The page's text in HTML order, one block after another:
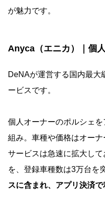
が魅力です。
Anyca（エニカ）｜個
DeNAが運営する国内最大
ービスです。
個人オーナーのポルシェ
組み。車種や価格はオー
サービスは急速に拡大し
を、登録車種数は3万台を
スに含まれ、アプリ決済